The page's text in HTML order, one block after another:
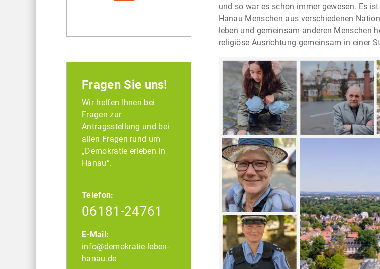
Fragen Sie uns!
Wir helfen Ihnen bei
Fragen zur
Antragsstellung und bei
allen Fragen rund um
„Demokratie erleben in
Hanau“.
Telefon:
06181-24761
E-Mail:
info@demokratie-leben-
hanau.de
und so war es schon immer gewesen. Es
Hanau Menschen aus verschiedenen
leben und gemeinsam anderen Menschen
religiöse Ausrichtung gemeinsam in einer